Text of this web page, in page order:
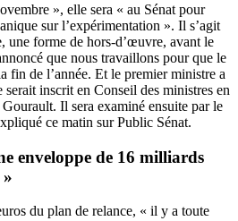
», elle sera « au Sénat pour
sur l’expérimentation ». Il s’agit
une forme de hors-d’œuvre, avant le
que nous travaillons pour que le
fin de l’année. Et le premier ministre a
serait inscrit en Conseil des ministres en
Il sera examiné ensuite par le
ce matin surPublic Sénat.
enveloppe de 16 milliards
du plan de relance, « il y a toute